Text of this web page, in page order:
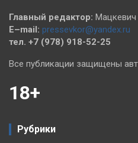
Главный редактор: Мацкевич
E–mail: pressevkor@yandex.ru
тел. +7 (978) 918-52-25
Все публикации защищены
18+
Рубрики